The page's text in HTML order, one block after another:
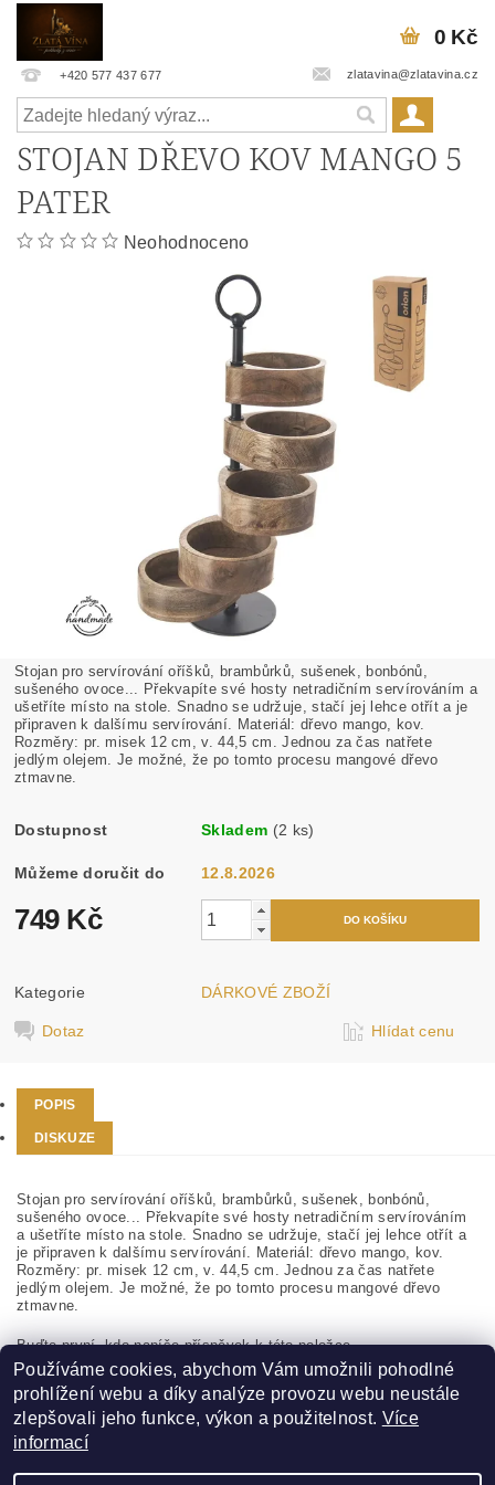
+420 577 437 677 zlatavina@zlatavina.cz
0 Kč
STOJAN DŘEVO KOV MANGO 5
PATER
Neohodnoceno
Stojan pro servírování oříšků, brambůrků, sušenek, bonbónů,
sušeného ovoce... Překvapíte své hosty netradičním servírováním a
ušetříte místo na stole. Snadno se udržuje, stačí jej lehce otřít a je
připraven k dalšímu servírování. Materiál: dřevo mango, kov.
Rozměry: pr. misek 12 cm, v. 44,5 cm. Jednou za čas natřete
jedlým olejem. Je možné, že po tomto procesu mangové dřevo
ztmavne.
Dostupnost Skladem (2 ks)
Můžeme doručit do 12.8.2026
749 Kč
Kategorie DÁRKOVÉ ZBOŽÍ
Dotaz Hlídat cenu
POPIS
DISKUZE
Stojan pro servírování oříšků, brambůrků, sušenek, bonbónů,
sušeného ovoce... Překvapíte své hosty netradičním servírováním
a ušetříte místo na stole. Snadno se udržuje, stačí jej lehce otřít a
je připraven k dalšímu servírování. Materiál: dřevo mango, kov.
Rozměry: pr. misek 12 cm, v. 44,5 cm. Jednou za čas natřete
jedlým olejem. Je možné, že po tomto procesu mangové dřevo
ztmavne.
Buďte první, kdo napíše příspěvek k této položce.
Přidat komentář
Používáme cookies, abychom Vám umožnili pohodlné
prohlížení webu a díky analýze provozu webu neustále
zlepšovali jeho funkce, výkon a použitelnost. Více
informací